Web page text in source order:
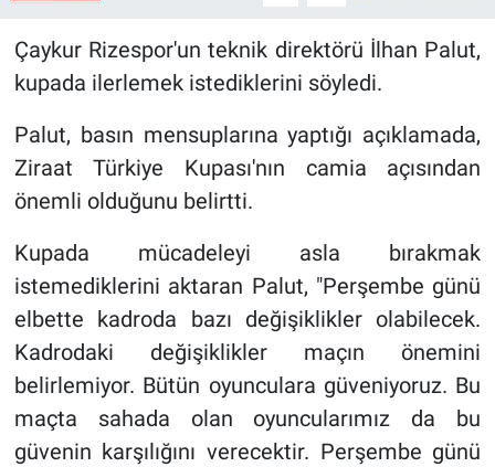
Çaykur Rizespor'un teknik direktörü İlhan Palut,
kupada ilerlemek istediklerini söyledi.
Palut, basın mensuplarına yaptığı açıklamada,
Ziraat Türkiye Kupası'nın camia açısından
önemli olduğunu belirtti.
Kupada mücadeleyi asla bırakmak
istemediklerini aktaran Palut, "Perşembe günü
elbette kadroda bazı değişiklikler olabilecek.
Kadrodaki değişiklikler maçın önemini
belirlemiyor. Bütün oyunculara güveniyoruz. Bu
maçta sahada olan oyuncularımız da bu
güvenin karşılığını verecektir. Perşembe günü